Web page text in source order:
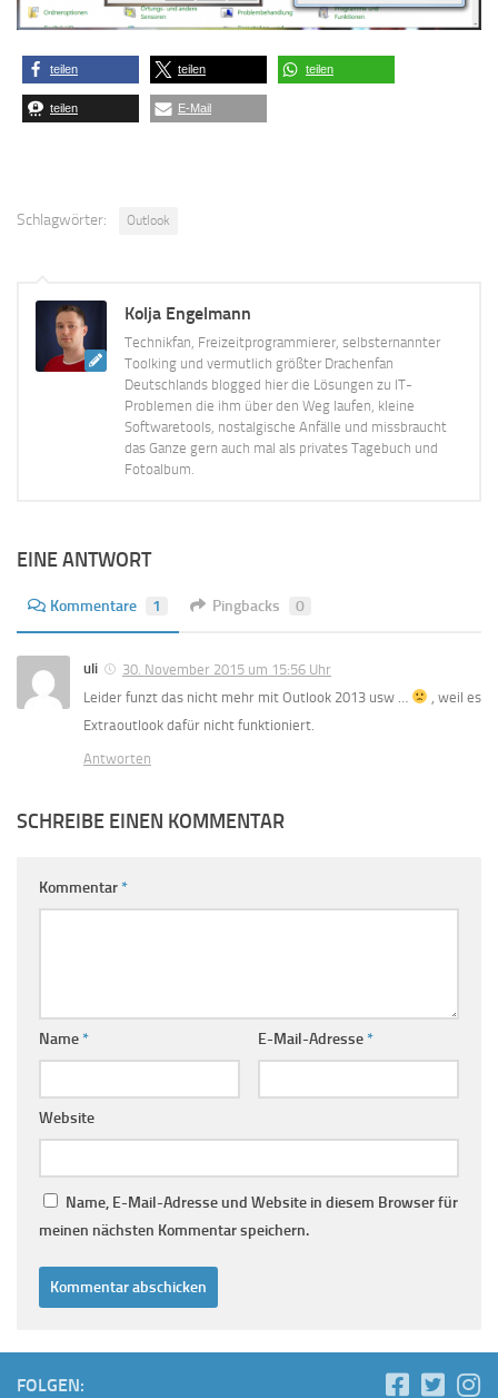
teilen teilen teilen
teilen E-Mail
Schlagwörter: Outlook
Kolja Engelmann
Technikfan, Freizeitprogrammierer, selbsternannter
Toolking und vermutlich größter Drachenfan
Deutschlands blogged hier die Lösungen zu IT-
Problemen die ihm über den Weg laufen, kleine
Softwaretools, nostalgische Anfälle und missbraucht
das Ganze gern auch mal als privates Tagebuch und
Fotoalbum.
EINE ANTWORT
Kommentare 1 Pingbacks 0
uli
30. November 2015 um 15:56 Uhr
Leider funzt das nicht mehr mit Outlook 2013 usw …
, weil es
Extraoutlook dafür nicht funktioniert.
Antworten
SCHREIBE EINEN KOMMENTAR
Kommentar*
Name* E-Mail-Adresse*
Website
Name, E-Mail-Adresse und Website in diesem Browser für
meinen nächsten Kommentar speichern.
FOLGEN: